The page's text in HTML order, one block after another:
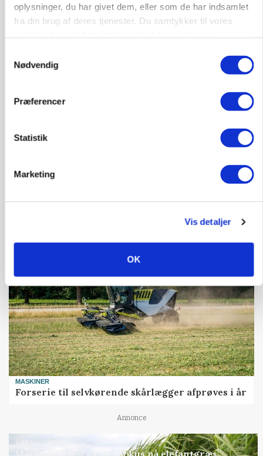
oplysninger, du har givet dem, eller som de har indsamlet
fra din brug af deres tjenester. Du samtykker til vores
Nødvendig
Præferencer
Statistik
Marketing
Vis detaljer
OK
GRISE
Svineproducenter kalder Danish Crowns pris en
MASKINER
Forserie til selvkørende skårlægger afprøves i år
Annonce
ARRANGEMENT